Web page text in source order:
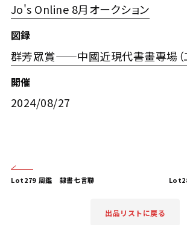
Jo's Online 8月オークション
図録
群芳眾賞——中國近現代書畫專場（
開催
2024/08/27
Lot279 周鑑 隸書七言聯
出品リストに戻る